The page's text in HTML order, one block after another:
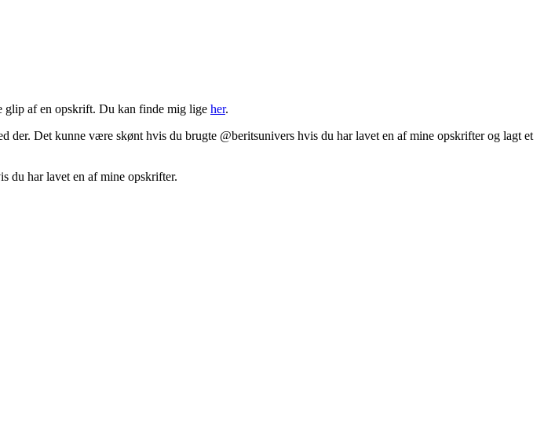
glip af en opskrift. Du kan finde mig lige her.
der. Det kunne være skønt hvis du brugte @beritsunivers hvis du har lavet en af mine opskrifter og lagt et
du har lavet en af mine opskrifter.